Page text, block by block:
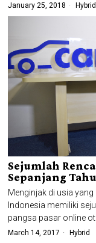
January 25, 2018 Hybrid
Sejumlah
Sepanjang
Menginjak di usia
Indonesia memiliki
pangsa pasar online
March 14, 2017 Hybrid